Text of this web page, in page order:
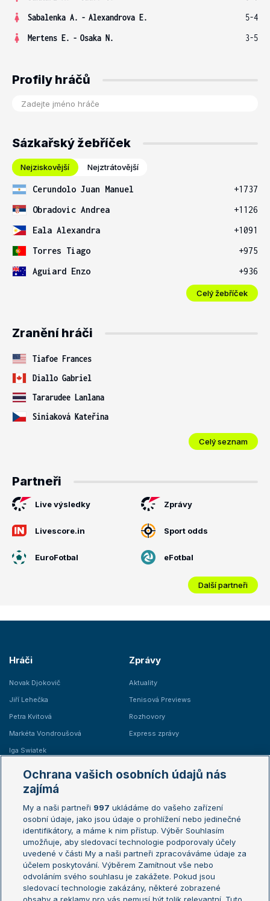
Sabalenka A. - Alexandrova E.
5-4
Mertens E. - Osaka N. 3-5
Profily hráčů
Sázkařský žebříček
Nejziskovější Nejztrátovější
Cerundolo Juan Manuel
+1737
Obradovic Andrea
+1126
Eala Alexandra
+1091
Torres Tiago
+975
Aguiard Enzo
+936
Celý žebříček
Zranění hráči
Tiafoe Frances
Diallo Gabriel
Tararudee Lanlana
Siniaková Kateřina
Celý seznam
Partneři
Live výsledky Zprávy
Livescore.in Sport odds
EuroFotbal eFotbal
Další partneři
Hráči
Novak Djokovič
Jiří Lehečka
Petra Kvitová
Markéta Vondroušová
Iga Swiatek
Zprávy
Aktuality
Tenisová Previews
Rozhovory
Express zprávy
Žebříčky
Žebříček ATP (muži)
Žebříček WTA (ženy)
Sázkařský žebříček
Australian Open
French Open
Wimbledon
US Open
Turnaj mistrů
Turnaj mistryň
Ochrana vašich osobních údajů nás
zajímá
My a naši partneři 997 ukládáme do vašeho zařízení
osobní údaje, jako jsou údaje o prohlížení nebo jedinečné
identifikátory, a máme k nim přístup. Výběr Souhlasím
umožňuje, aby sledovací technologie podporovaly účely
uvedené v části My a naši partneři zpracováváme údaje za
účelem poskytování. Výběrem Zamítnout vše nebo
odvoláním svého souhlasu je zakážete. Pokud jsou
sledovací technologie zakázány, některé zobrazené